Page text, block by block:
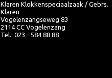
Klaren Klokkenspeciaalzaak / Gebrs.
Klaren
Vogelenzangseweg 83
2114 CC Vogelenzang
Tel.: 023 - 584 88 88